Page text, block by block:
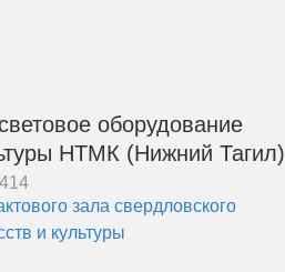
оборудование
НТМК (Нижний Тагил)